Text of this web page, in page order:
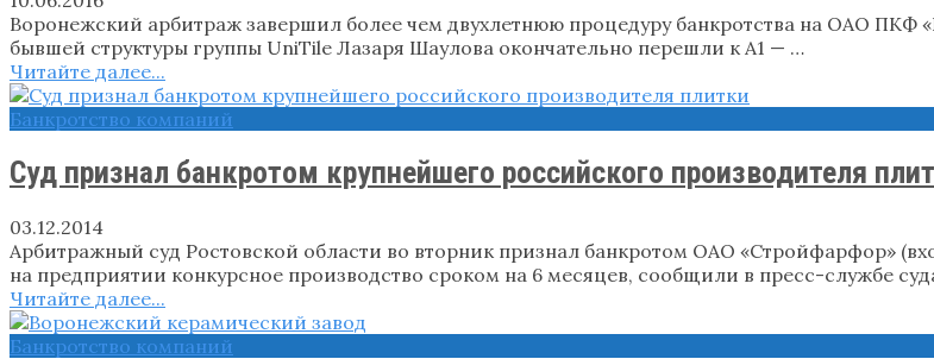
Воронежский арбитраж завершил более чем двухлетнюю процедуру банкротства на ОАО ПКФ
бывшей структуры группы UniTile Лазаря Шаулова окончательно перешли к А1 — …
Читайте далее...
Банкротство компаний
Суд признал банкротом крупнейшего российского производителя
03.12.2014
Арбитражный суд Ростовской области во вторник признал банкротом ОАО «Стройфарфор»
на предприятии конкурсное производство сроком на 6 месяцев, сообщили в пресс-службе
Читайте далее...
Банкротство компаний